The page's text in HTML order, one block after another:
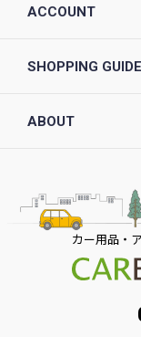
ACCOUNT
SHOPPING GUIDE
ABOUT
カー用品・